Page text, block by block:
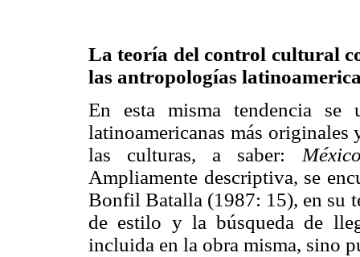
La teoría del control cultural
las antropologías
En esta misma tendencia se
latinoamericanas más originales
las culturas, a saber:
Ampliamente descriptiva, se
Bonfil Batalla (1987: 15), en su
de estilo y la búsqueda de
incluida en la obra misma, sino